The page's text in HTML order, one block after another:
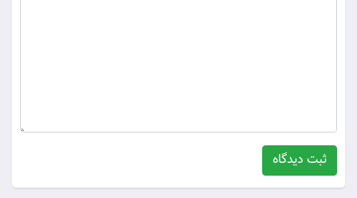
ثبت دیدگاه